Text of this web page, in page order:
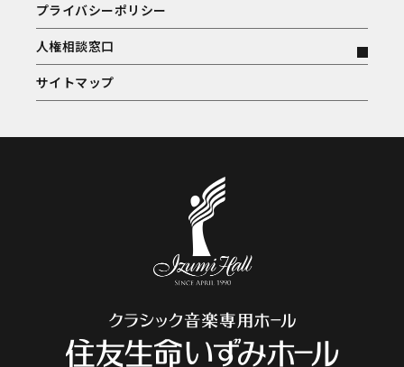
プライバシーポリシー
人権相談窓口
サイトマップ